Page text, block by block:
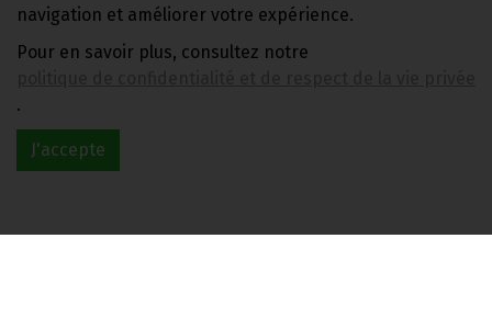
navigation et améliorer votre expérience.
Pour en savoir plus, consultez notre
.
J'accepte
Dimanche : fermé